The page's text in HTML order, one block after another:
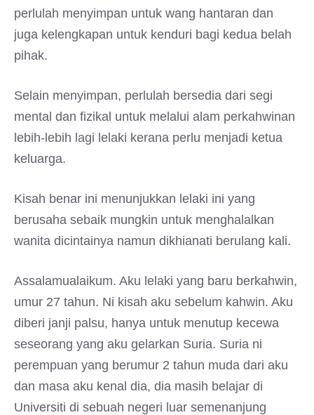
perlulah menyimpan untuk wang hantaran dan
juga kelengkapan untuk kenduri bagi kedua belah
pihak.
Selain menyimpan, perlulah bersedia dari segi
mental dan fizikal untuk melalui alam perkahwinan
lebih-lebih lagi lelaki kerana perlu menjadi ketua
keluarga.
Kisah benar ini menunjukkan lelaki ini yang
berusaha sebaik mungkin untuk menghalalkan
wanita dicintainya namun dikhianati berulang kali.
Assalamualaikum. Aku lelaki yang baru berkahwin,
umur 27 tahun. Ni kisah aku sebelum kahwin. Aku
diberi janji palsu, hanya untuk menutup kecewa
seseorang yang aku gelarkan Suria. Suria ni
perempuan yang berumur 2 tahun muda dari aku
dan masa aku kenal dia, dia masih belajar di
Universiti di sebuah negeri luar semenanjung